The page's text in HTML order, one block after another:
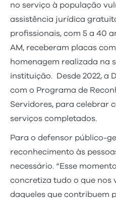
no serviço à população
assistência jurídica
profissionais, com 5 a 40
AM, receberam placas
homenagem realizada na
instituição. Desde 2022, a
com o Programa de
Servidores, para celebrar
serviços completados.
Para o defensor público-
reconhecimento às
necessário. “Esse
concretiza tudo o que nos
daqueles que contribuem